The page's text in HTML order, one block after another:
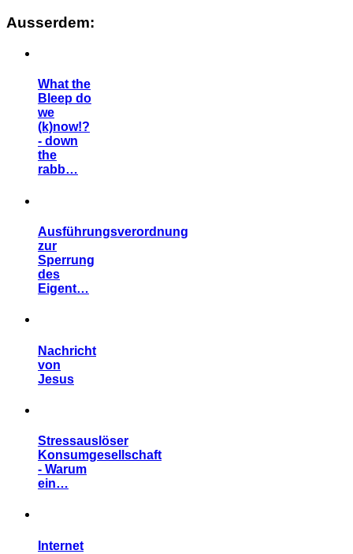
Ausserdem:
What the
Bleep do
we
(k)now!?
- down
the
rabb…
Ausführungsverordnung
zur
Sperrung
des
Eigent…
Nachricht
von
Jesus
Stressauslöser
Konsumgesellschaft
- Warum
ein…
Internet